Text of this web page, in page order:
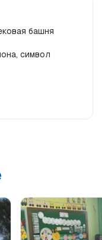
башня
символ